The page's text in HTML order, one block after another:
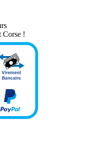
Corse !